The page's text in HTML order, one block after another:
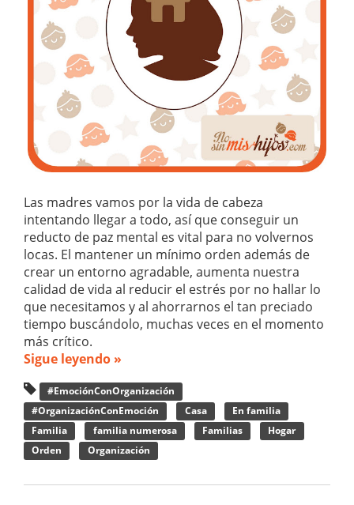
Las madres vamos por la vida de cabeza
intentando llegar a todo, así que conseguir un
reducto de paz mental es vital para no volvernos
locas. El mantener un mínimo orden además de
crear un entorno agradable, aumenta nuestra
calidad de vida al reducir el estrés por no hallar lo
que necesitamos y al ahorrarnos el tan preciado
tiempo buscándolo, muchas veces en el momento
más crítico.
Sigue leyendo »
#EmociónConOrganización
#OrganizaciónConEmoción
Casa
En familia
Familia
familia numerosa Familias
Hogar
Orden
Organización